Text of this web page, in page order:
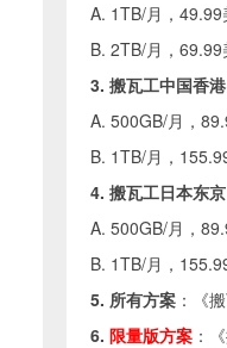
A. 1TB/月，49.99
B. 2TB/月，69.99
3. 搬瓦工中国香
A. 500GB/月，
B. 1TB/月，
4. 搬瓦工日本东
A. 500GB/月，
B. 1TB/月，
5. 所有方案 ：《
6. 限量版方案 ：《